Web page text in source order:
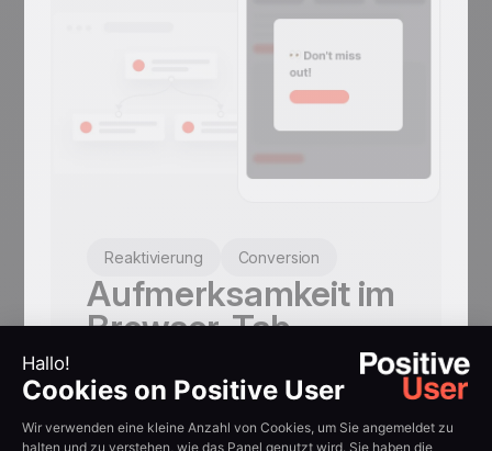
Reaktivierung Conversion
Aufmerksamkeit im
Browser-Tab
Blinkende Tab-Nachrichten, die
der Session zu einem anderen Tab